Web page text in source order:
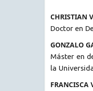
CHRISTIAN
Doctor en
GONZALO
Máster en
la
FRANCISCA